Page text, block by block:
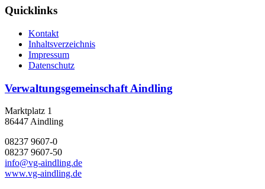
Quicklinks
Kontakt
Inhaltsverzeichnis
Impressum
Datenschutz
Verwaltungsgemeinschaft Aindling
Marktplatz 1
86447 Aindling
08237 9607-0
08237 9607-50
info@vg-aindling.de
www.vg-aindling.de